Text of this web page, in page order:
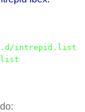
intrepid.list